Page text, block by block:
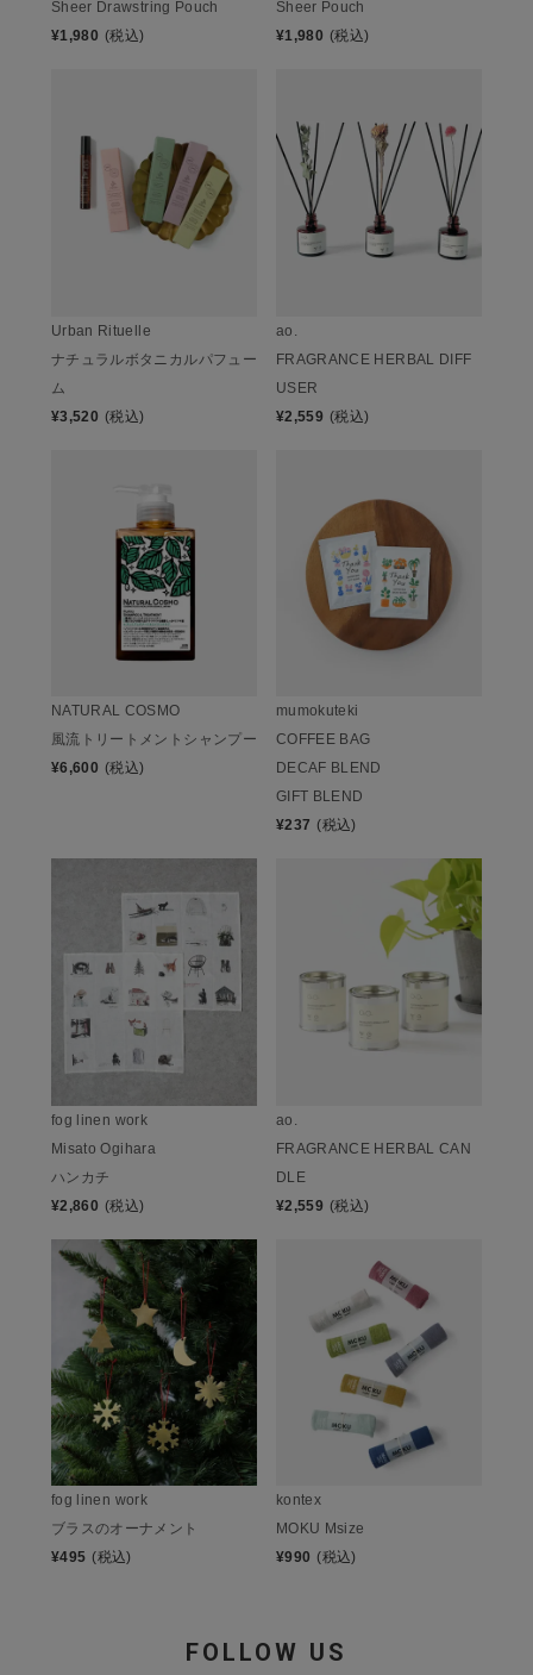
Sheer Drawstring Pouch
¥1,980 (税込)
Sheer Pouch
¥1,980 (税込)
Urban Rituelle
ナチュラルボタニカルパフュー
ム
¥3,520 (税込)
ao.
FRAGRANCE HERBAL DIFF
USER
¥2,559 (税込)
NATURAL COSMO
風流トリートメントシャンプー
¥6,600 (税込)
mumokuteki
COFFEE BAG
DECAF BLEND
GIFT BLEND
¥237 (税込)
fog linen work
Misato Ogihara
ハンカチ
¥2,860 (税込)
ao.
FRAGRANCE HERBAL CAN
DLE
¥2,559 (税込)
fog linen work
ブラスのオーナメント
¥495 (税込)
kontex
MOKU Msize
¥990 (税込)
FOLLOW US